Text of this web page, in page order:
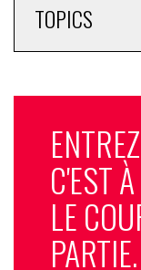
TOPICS
C'EST
LE